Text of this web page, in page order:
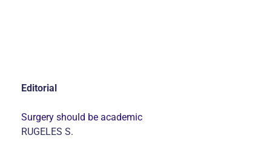
Editorial
Surgery should be academic
RUGELES S.